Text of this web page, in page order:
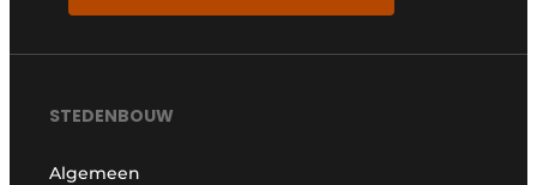
STEDENBOUW
Algemeen